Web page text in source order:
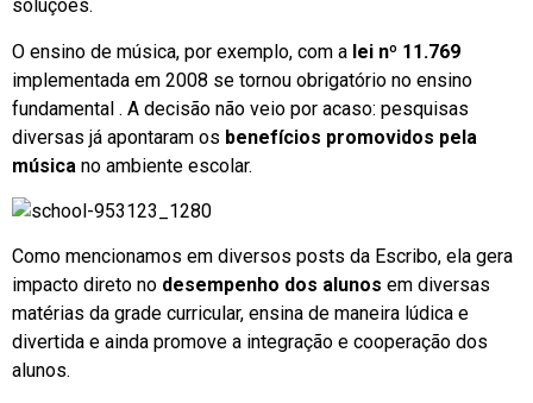
soluções.
O ensino de música, por exemplo, com a lei nº 11.769
implementada em 2008 se tornou obrigatório no ensino
fundamental . A decisão não veio por acaso: pesquisas
diversas já apontaram os benefícios promovidos pela
música no ambiente escolar.
Como mencionamos em diversos posts da Escribo, ela gera
impacto direto no desempenho dos alunos em diversas
matérias da grade curricular, ensina de maneira lúdica e
divertida e ainda promove a integração e cooperação dos
alunos.